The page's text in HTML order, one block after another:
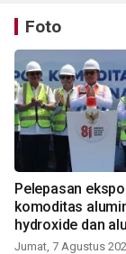
Foto
Pelepasan
komoditas
hydroxide dan
Jumat, 7 Agustus